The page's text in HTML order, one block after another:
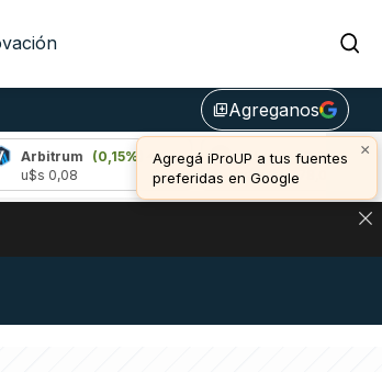
library_addAgreganos
×
Agregá iProUP a tus fuentes
preferidas en Google
(0,15%)
Bitcoin
(0,24%)
u$s 64.778,00
Y ESTA SEÑAL DEFINE LOS PRECIOS DE